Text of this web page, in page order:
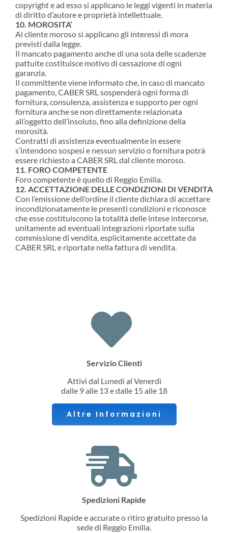
copyright e ad esso si applicano le leggi vigenti in materia
di diritto d’autore e proprietà intellettuale.
10. MOROSITA’
Al cliente moroso si applicano gli interessi di mora
previsti dalla legge.
Il mancato pagamento anche di una sola delle scadenze
pattuite costituisce motivo di cessazione di ogni
garanzia.
Il committente viene informato che, in caso di mancato
pagamento, CABER SRL sospenderà ogni forma di
fornitura, consulenza, assistenza e supporto per ogni
fornitura anche se non direttamente relazionata
all’oggetto dell’insoluto, fino alla definizione della
morosità.
Contratti di assistenza eventualmente in essere
s’intendono sospesi e nessun servizio o fornitura potrà
essere richiesto a CABER SRL dal cliente moroso.
11. FORO COMPETENTE
Foro competente è quello di Reggio Emilia.
12. ACCETTAZIONE DELLE CONDIZIONI DI VENDITA
Con l’emissione dell’ordine il cliente dichiara di accettare
incondizionatamente le presenti condizioni e riconosce
che esse costituiscono la totalità delle intese intercorse,
unitamente ad eventuali integrazioni riportate sulla
commissione di vendita, esplicitamente accettate da
CABER SRL e riportate nella fattura di vendita.
Servizio Clienti
Attivi dal Lunedì al Venerdì
dalle 9 alle 13 e dalle 15 alle 18
Altre Informazioni
Spedizioni Rapide
Spedizioni Rapide e accurate o ritiro gratuito presso la
sede di Reggio Emilia.